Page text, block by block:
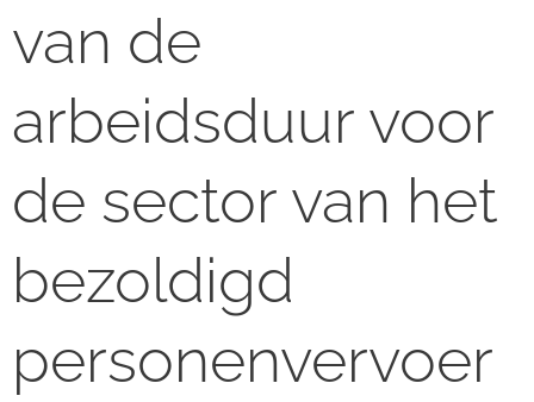
van de
arbeidsduur voor
de sector van het
bezoldigd
personenvervoer